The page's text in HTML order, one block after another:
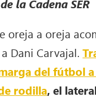
la Cadena SER
oreja a oreja
Dani Carvajal.
del fútbol
rodilla, el